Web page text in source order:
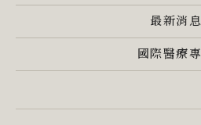
最新消息
國際醫療